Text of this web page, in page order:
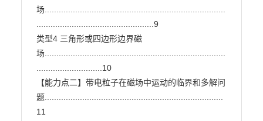
场.............................................................................
..................................................9
类型4 三角形或四边形边界磁
场.............................................................................
............................10
【能力点二】带电粒子在磁场中运动的临界和多解问
题............................................................................
11